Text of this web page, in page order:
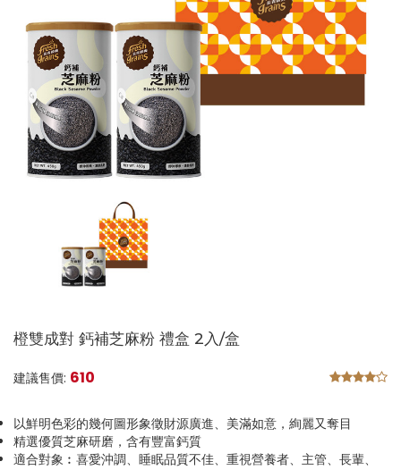
橙雙成對 鈣補芝麻粉 禮盒 2入/盒
建議售價: 610
以鮮明色彩的幾何圖形象徵財源廣進、美滿如意，絢麗又奪目
精選優質芝麻研磨，含有豐富鈣質
適合對象︰喜愛沖調、睡眠品質不佳、重視營養者、主管、長輩、